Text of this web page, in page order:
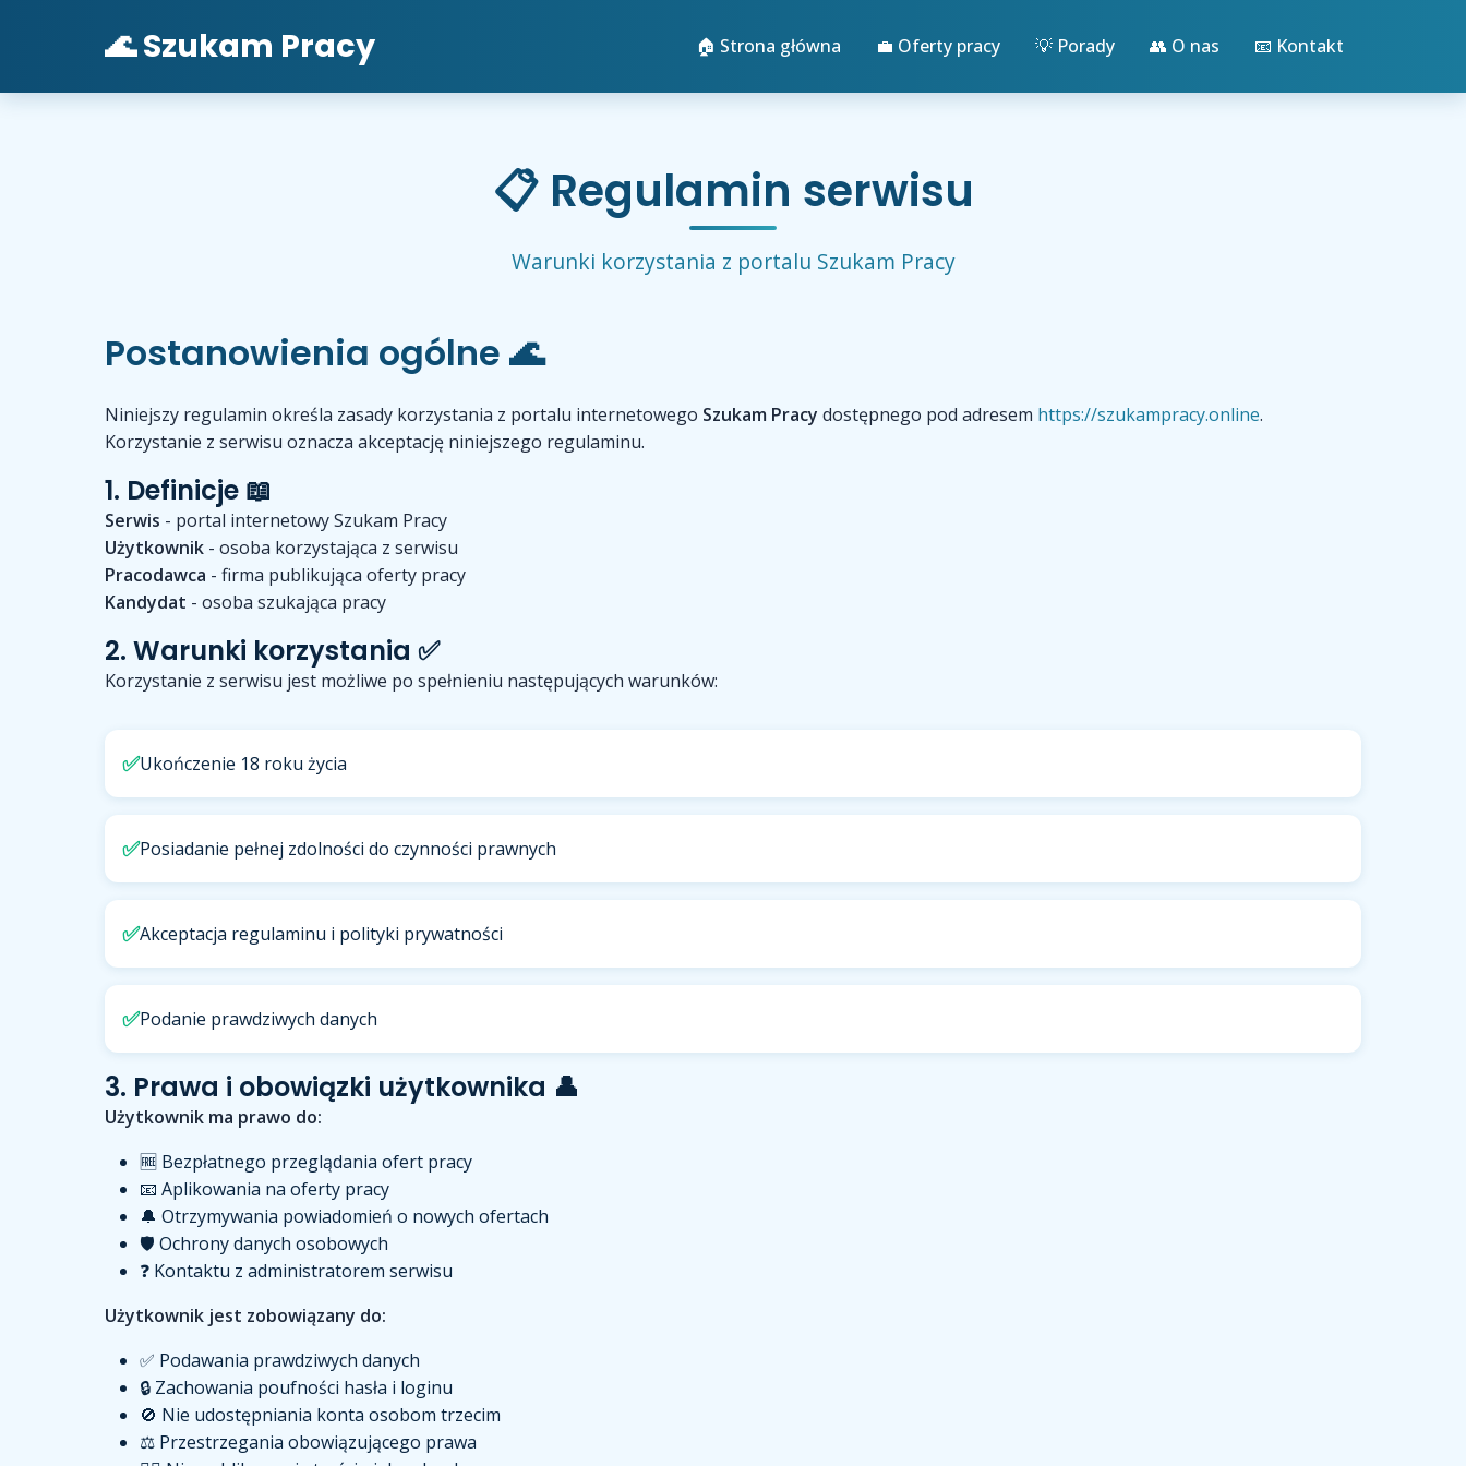
🌊 Szukam Pracy 🏠 Strona główna 💼 Oferty pracy 💡 Porady 👥 O nas 📧 Kontakt
📋 Regulamin serwisu
Warunki korzystania z portalu Szukam Pracy
Postanowienia ogólne 🌊
Niniejszy regulamin określa zasady korzystania z portalu internetowego Szukam Pracy dostępnego pod adresem https://szukampracy.online.
Korzystanie z serwisu oznacza akceptację niniejszego regulaminu.
1. Definicje 📖
Serwis - portal internetowy Szukam Pracy
Użytkownik - osoba korzystająca z serwisu
Pracodawca - firma publikująca oferty pracy
Kandydat - osoba szukająca pracy
2. Warunki korzystania ✅
Korzystanie z serwisu jest możliwe po spełnieniu następujących warunków:
✅Ukończenie 18 roku życia
✅Posiadanie pełnej zdolności do czynności prawnych
✅Akceptacja regulaminu i polityki prywatności
✅Podanie prawdziwych danych
3. Prawa i obowiązki użytkownika 👤
Użytkownik ma prawo do:
🆓 Bezpłatnego przeglądania ofert pracy
📧 Aplikowania na oferty pracy
🔔 Otrzymywania powiadomień o nowych ofertach
🛡️ Ochrony danych osobowych
❓ Kontaktu z administratorem serwisu
Użytkownik jest zobowiązany do:
✅ Podawania prawdziwych danych
🔒 Zachowania poufności hasła i loginu
🚫 Nie udostępniania konta osobom trzecim
⚖️ Przestrzegania obowiązującego prawa